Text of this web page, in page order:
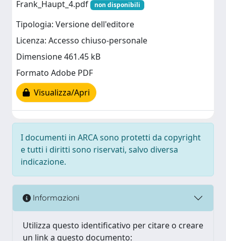
Frank_Haupt_4.pdf
non disponibili
Tipologia: Versione dell'editore
Licenza: Accesso chiuso-personale
Dimensione 461.45 kB
Formato Adobe PDF
Visualizza/Apri
I documenti in ARCA sono protetti da copyright
e tutti i diritti sono riservati, salvo diversa
indicazione.
Informazioni
Utilizza questo identificativo per citare o creare
un link a questo documento: